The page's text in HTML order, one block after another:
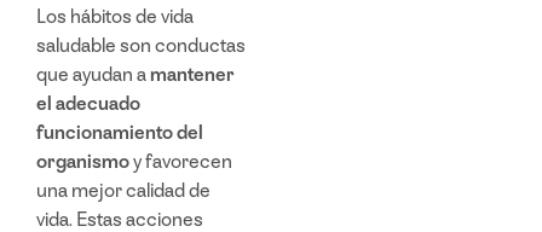
Los hábitos de vida
saludable son conductas
que ayudan amantener
el adecuado
funcionamiento del
organismoy favorecen
una mejor calidad de
vida. Estas acciones